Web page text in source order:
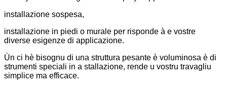
installazione sospesa,
installazione in piedi o murale per risponde à e vostre
diverse esigenze di applicazione.
Ùn ci hè bisognu di una struttura pesante è voluminosa è di
strumenti speciali in a stallazione, rende u vostru travagliu
simplice ma efficace.